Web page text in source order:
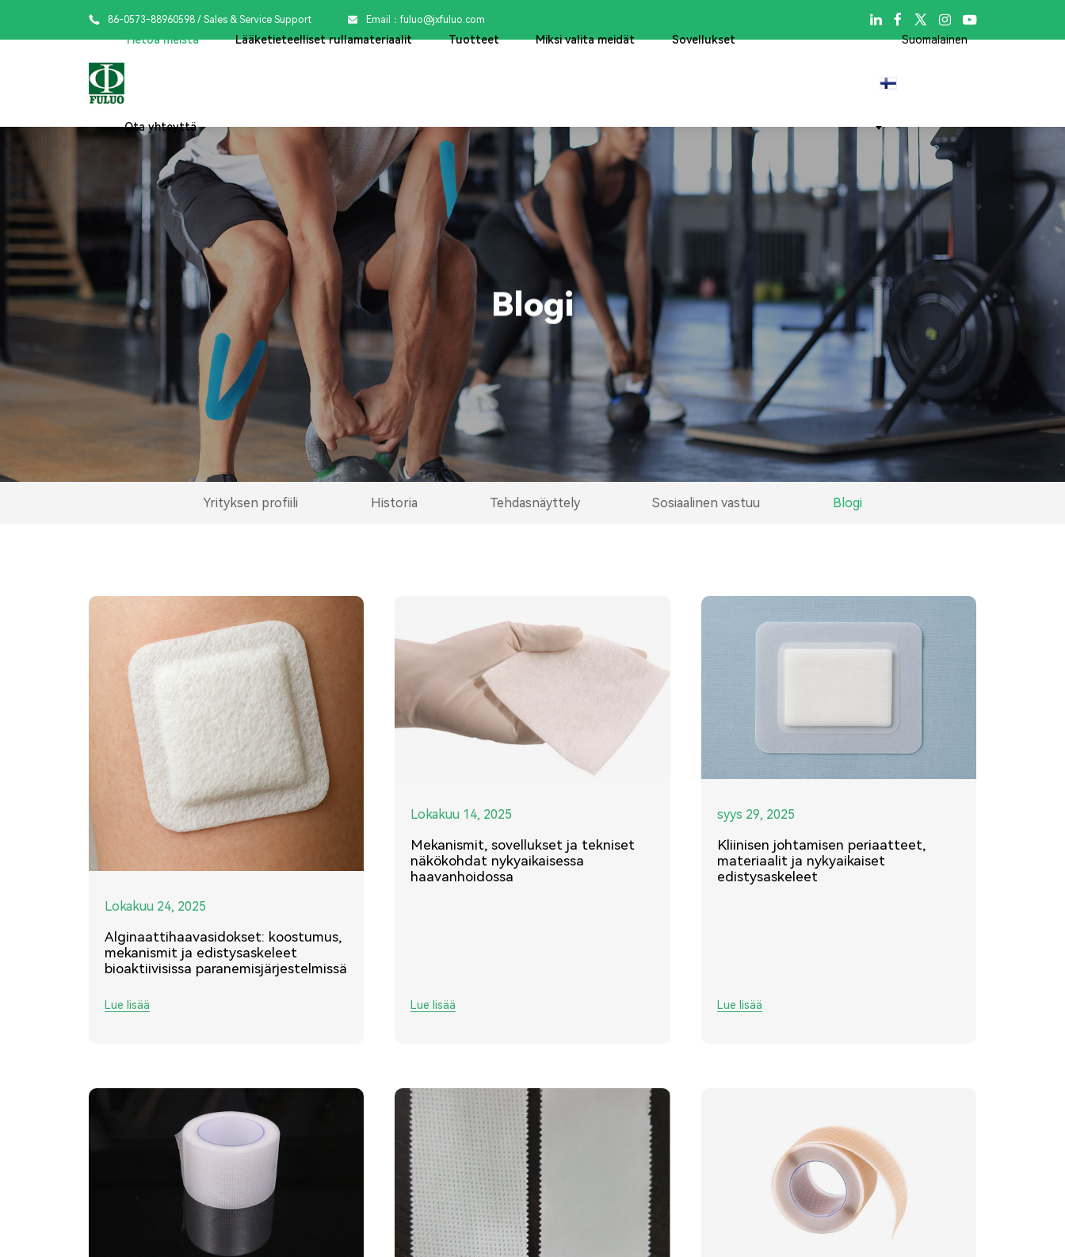
 86-0573-88960598/ Sales & Service Support  Email：fuluo@jxfuluo.com 
Tietoa meistä Lääketieteelliset rullamateriaalit Tuotteet Miksi valita meidät Sovellukset
Ota yhteyttä
Suomalainen
Blogi
Yrityksen profiili Historia Tehdasnäyttely Sosiaalinen vastuu Blogi
Lokakuu 24, 2025
Alginaattihaavasidokset: koostumus,
mekanismit ja edistysaskeleet
bioaktiivisissa paranemisjärjestelmissä
Lue lisää
Lokakuu 14, 2025
Mekanismit, sovellukset ja tekniset
näkökohdat nykyaikaisessa
haavanhoidossa
Lue lisää
syys 29, 2025
Kliinisen johtamisen periaatteet,
materiaalit ja nykyaikaiset
edistysaskeleet
Lue lisää